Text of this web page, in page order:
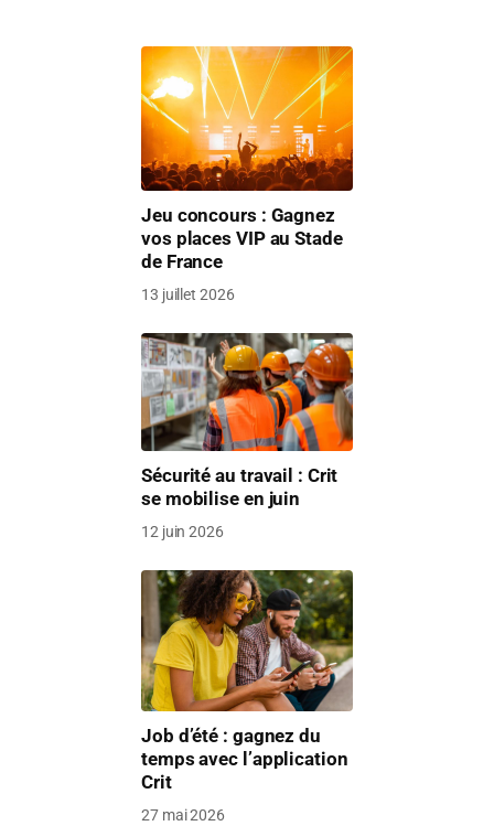
Jeu concours : Gagnez
vos places VIP au Stade
de France
13 juillet 2026
Sécurité au travail : Crit
se mobilise en juin
12 juin 2026
Job d’été : gagnez du
temps avec l’application
Crit
27 mai 2026